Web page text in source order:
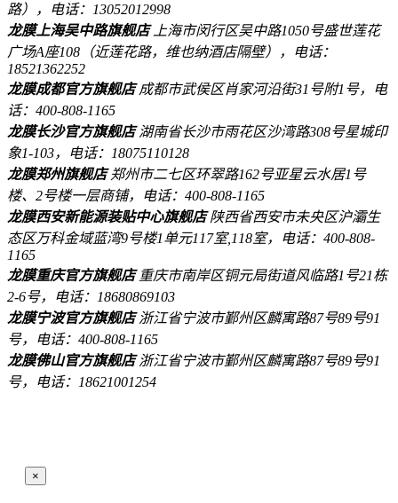
路），电话：13052012998
龙膜上海吴中路旗舰店 上海市闵行区吴中路1050号盛世莲花
广场A座108（近莲花路，维也纳酒店隔壁），电话：
18521362252
龙膜成都官方旗舰店成都市武侯区肖家河沿街31号附1号，电
话：400-808-1165
龙膜长沙官方旗舰店湖南省长沙市雨花区沙湾路308号星城印
象1-103，电话：18075110128
龙膜郑州旗舰店郑州市二七区环翠路162号亚星云水居1号
楼、2号楼一层商铺，电话：400-808-1165
龙膜西安新能源装贴中心旗舰店陕西省西安市未央区沪灞生
态区万科金域蓝湾9号楼1单元117室,118室，电话：400-808-
1165
龙膜重庆官方旗舰店重庆市南岸区铜元局街道风临路1号21栋
2-6号，电话：18680869103
龙膜宁波官方旗舰店浙江省宁波市鄞州区麟寓路87号89号91
号，电话：400-808-1165
龙膜佛山官方旗舰店浙江省宁波市鄞州区麟寓路87号89号91
号，电话：18621001254
×